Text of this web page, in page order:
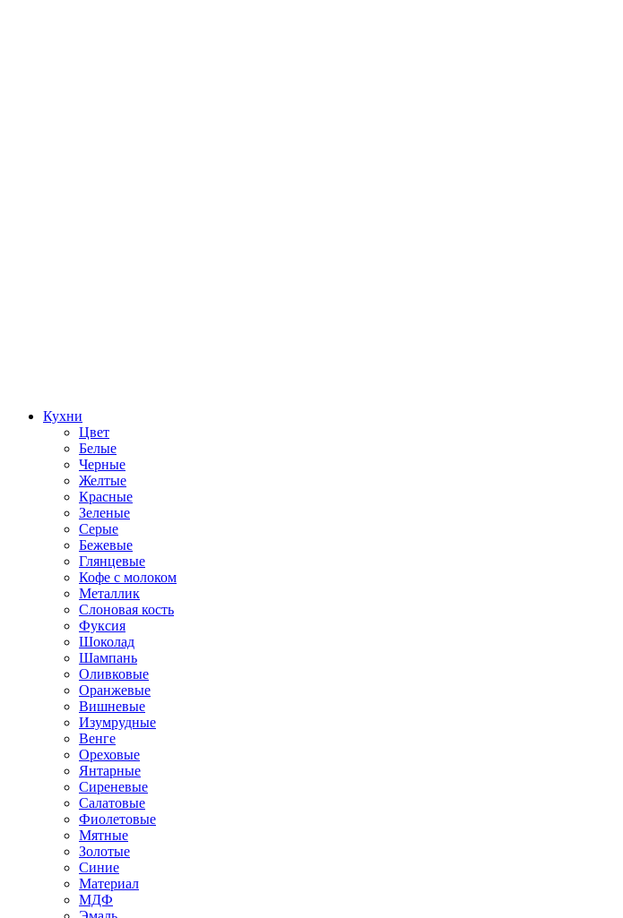
Кухни
Цвет
Белые
Черные
Желтые
Красные
Зеленые
Серые
Бежевые
Глянцевые
Кофе с молоком
Металлик
Слоновая кость
Фуксия
Шоколад
Шампань
Оливковые
Оранжевые
Вишневые
Изумрудные
Венге
Ореховые
Янтарные
Сиреневые
Салатовые
Фиолетовые
Мятные
Золотые
Синие
Материал
МДФ